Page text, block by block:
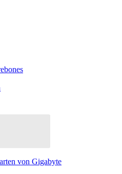
von Gigabyte